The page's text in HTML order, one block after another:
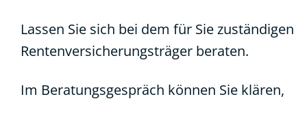
Lassen Sie sich bei dem für Sie zuständigen
Rentenversicherungsträger beraten.
Im Beratungsgespräch können Sie klären,